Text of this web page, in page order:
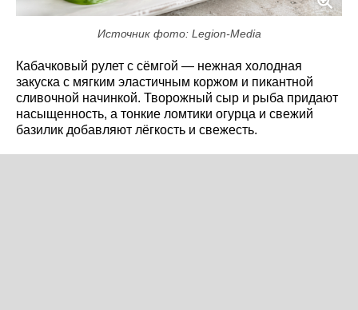
Источник фото: Legion-Media
Кабачковый рулет с сёмгой — нежная холодная
закуска с мягким эластичным коржом и пикантной
сливочной начинкой. Творожный сыр и рыба придают
насыщенность, а тонкие ломтики огурца и свежий
базилик добавляют лёгкость и свежесть.